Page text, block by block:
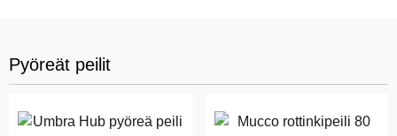
Pyöreät peilit